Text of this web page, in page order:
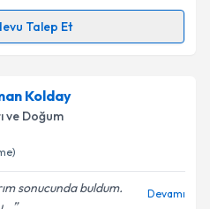
Gönder
Talep Et
için randevu takvimi talebi
randevu almanız için bir
e-posta ile bilgilendireceğiz.
Kolday
ve Doğum
sonucunda buldum.
Devamı